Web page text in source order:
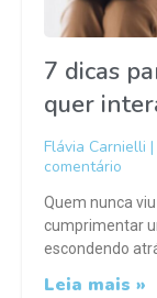
7 dicas
quer
Flávia Carnielli
comentário
Quem nunca
cumprimentar
escondendo
Leia mais »